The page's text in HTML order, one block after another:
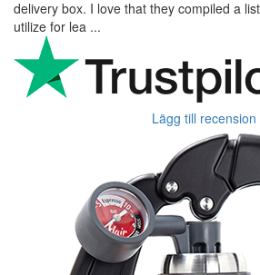
delivery box. I love that they compiled a
utilize for lea ...
Lägg till recension